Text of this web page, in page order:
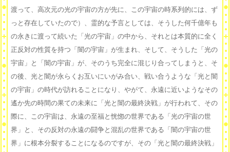
渡って、高次元の光の宇宙の方が先に、この宇宙の時系列的には、ず
っと存在していたので）、霊的な予言としては、そうした何千億年も
の永きに渡って続いた「光の宇宙」の中から、それとは本質的に全く
正反対の性質を持つ「闇の宇宙」が生まれ、そして、そうした「光の
宇宙」と「闇の宇宙」が、そのうち完全に混じり合ってしまうと、そ
の後、光と闇が永らくお互いにいがみ合い、戦い合うような「光と闇
の宇宙」の時代が訪れることになり、やがて、永遠に近いようなその
遙か先の時間の果ての未来に「光と闇の最終決戦」が行われて、その
際に、この宇宙は、永遠の至福と恍惚の世界である「光の宇宙の世
界」と、その反対の永遠の闘争と混乱の世界である「闇の宇宙の世
界」に根本分裂することになるのですが、その「光と闇の最終決戦」